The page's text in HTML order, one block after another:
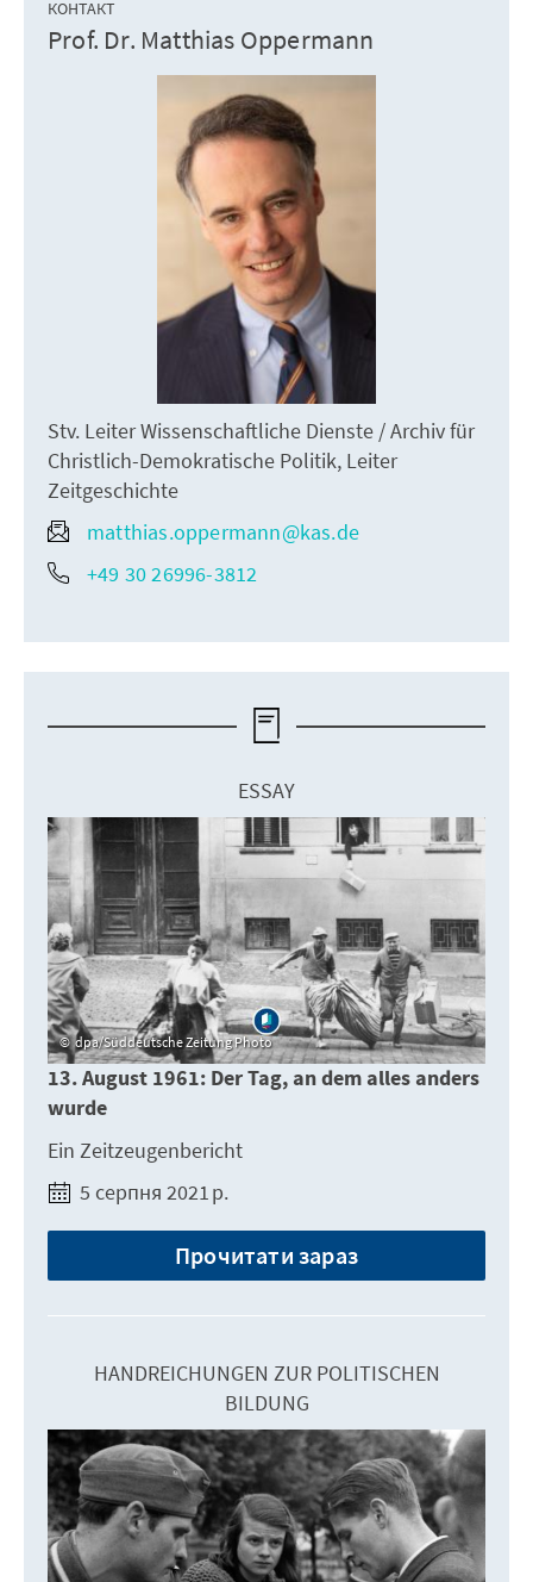
КОНТАКТ
Prof. Dr. Matthias Oppermann
Stv. Leiter Wissenschaftliche Dienste / Archiv für
Christlich-Demokratische Politik, Leiter
Zeitgeschichte
matthias.oppermann@kas.de
+49 30 26996-3812
ESSAY
dpa/Süddeutsche Zeitung Photo
13. August 1961: Der Tag, an dem alles anders
wurde
Ein Zeitzeugenbericht
5 серпня 2021 р.
Прочитати зараз
HANDREICHUNGEN ZUR POLITISCHEN
BILDUNG